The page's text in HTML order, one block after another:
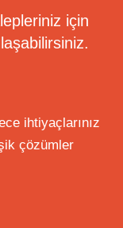
için
ihtiyaçlarınız
çözümler